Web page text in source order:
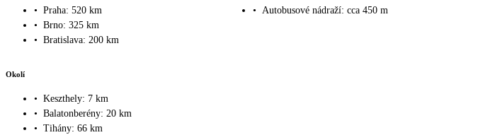
• Praha: 520 km
• Brno: 325 km
• Bratislava: 200 km
• Autobusové nádraží: cca 450 m
Okolí
• Keszthely: 7 km
• Balatonberény: 20 km
• Tihány: 66 km